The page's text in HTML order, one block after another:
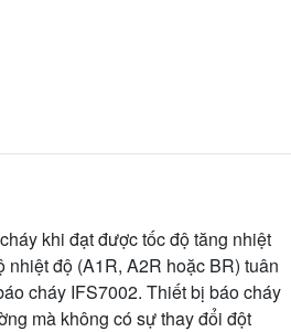
khi đạt được tốc độ tăng nhiệt
độ (A1R, A2R hoặc BR) tuân
cháy IFS7002. Thiết bị báo cháy
mà không có sự thay đổi đột